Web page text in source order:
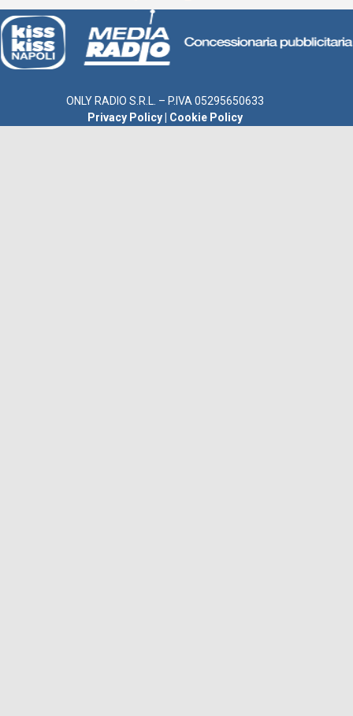
ONLY RADIO S.R.L. – P.IVA 05295650633
Privacy Policy
Cookie Policy